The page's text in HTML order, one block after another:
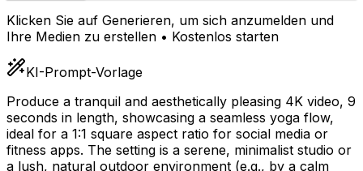
Klicken Sie auf Generieren, um sich anzumelden und
Ihre Medien zu erstellen • Kostenlos starten
KI-Prompt-Vorlage
Produce a tranquil and aesthetically pleasing 4K video, 9
seconds in length, showcasing a seamless yoga flow,
ideal for a 1:1 square aspect ratio for social media or
fitness apps. The setting is a serene, minimalist studio or
a lush, natural outdoor environment (e.g., by a calm